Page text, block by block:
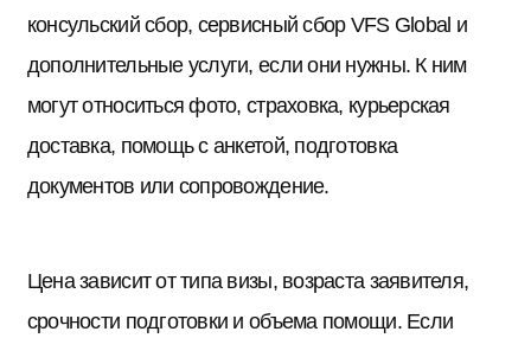
консульский сбор, сервисный сбор VFS Global и
дополнительные услуги, если они нужны. К ним
могут относиться фото, страховка, курьерская
доставка, помощь с анкетой, подготовка
документов или сопровождение.
Цена зависит от типа визы, возраста заявителя,
срочности подготовки и объема помощи. Если